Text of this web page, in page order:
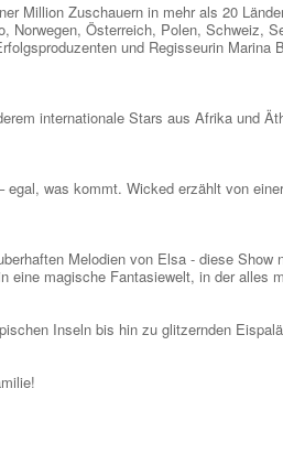
Million Zuschauern in mehr als 20
Norwegen, Österreich, Polen, Schweiz,
und Regisseurin Marina
internationale Stars aus Afrika und
was kommt. Wicked erzählt von einer
Melodien von Elsa - diese Show
eine magische Fantasiewelt, in der alles
Inseln bis hin zu glitzernden